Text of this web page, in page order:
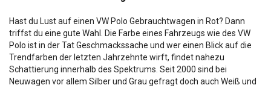
Hast du Lust auf einen VW Polo Gebrauchtwagen in Rot? Dann
triffst du eine gute Wahl. Die Farbe eines Fahrzeugs wie des VW
Polo ist in der Tat Geschmackssache und wer einen Blick auf die
Trendfarben der letzten Jahrzehnte wirft, findet nahezu
Schattierung innerhalb des Spektrums. Seit 2000 sind bei
Neuwagen vor allem Silber und Grau gefragt doch auch Weiß und